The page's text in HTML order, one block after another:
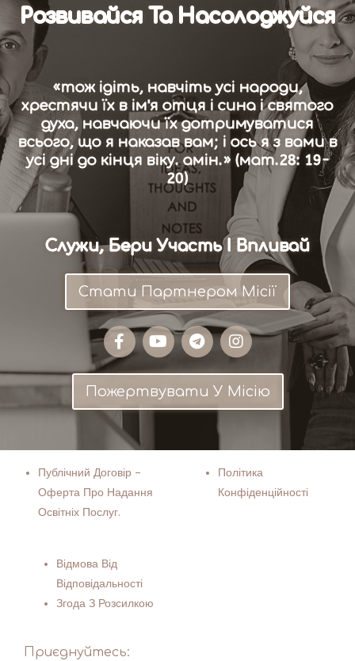
Розвивайся Та Насолоджуйся
«тож ідіть, навчіть усі народи,
хрестячи їх в ім'я отця і сина і святого
духа, навчаючи їх дотримуватися
всього, що я наказав вам; і ось я з вами в
усі дні до кінця віку. амін.» (мат.28: 19-
20)
Служи, Бери Участь І Впливай
Стати Партнером Місії
Пожертвувати У Місію
Публічний Договір –
Оферта Про Надання
Освітніх Послуг.
Політика
Конфіденційності
Відмова Від
Відповідальності
Згода З Розсилкою
Приєднуйтесь: